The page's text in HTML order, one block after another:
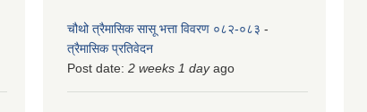
चौथो त्रैमासिक सासू भत्ता विवरण ०८२-०८३ -
त्रैमासिक प्रतिवेदन
Post date: 2 weeks 1 dayago